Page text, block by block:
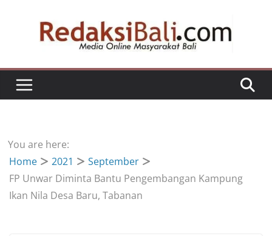
You are here:
Home
2021
September
FP Unwar Diminta Bantu Pengembangan Kampung
Ikan Nila Desa Baru, Tabanan